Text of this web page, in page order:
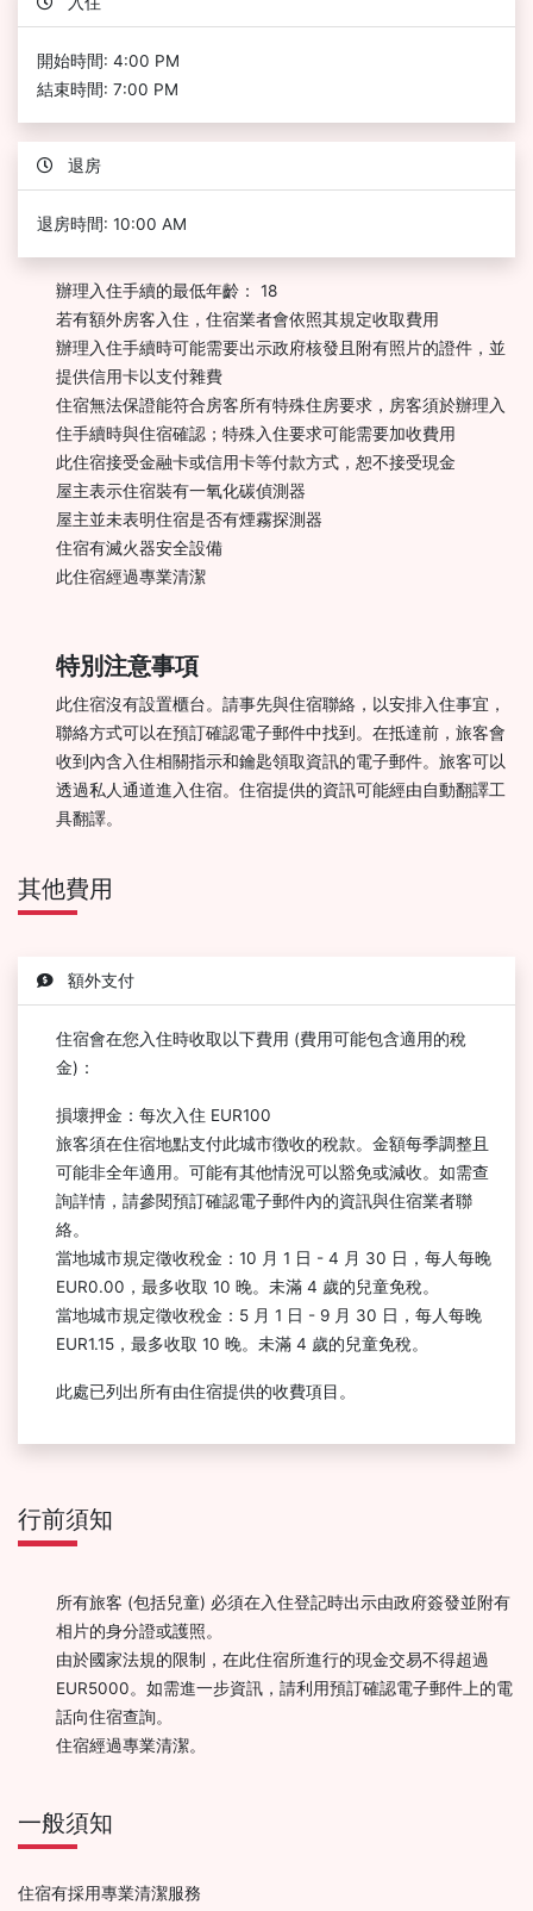
開始時間: 4:00 PM
結束時間: 7:00 PM
退房
退房時間: 10:00 AM
辦理入住手續的最低年齡： 18
若有額外房客入住，住宿業者會依照其規定收取費用
辦理入住手續時可能需要出示政府核發且附有照片的證件，並
提供信用卡以支付雜費
住宿無法保證能符合房客所有特殊住房要求，房客須於辦理入
住手續時與住宿確認；特殊入住要求可能需要加收費用
此住宿接受金融卡或信用卡等付款方式，恕不接受現金
屋主表示住宿裝有一氧化碳偵測器
屋主並未表明住宿是否有煙霧探測器
住宿有滅火器安全設備
此住宿經過專業清潔
特別注意事項
此住宿沒有設置櫃台。請事先與住宿聯絡，以安排入住事宜，
聯絡方式可以在預訂確認電子郵件中找到。在抵達前，旅客會
收到內含入住相關指示和鑰匙領取資訊的電子郵件。旅客可以
透過私人通道進入住宿。住宿提供的資訊可能經由自動翻譯工
具翻譯。
其他費用
額外支付
住宿會在您入住時收取以下費用 (費用可能包含適用的稅
金)：
損壞押金：每次入住 EUR100
旅客須在住宿地點支付此城市徴收的稅款。金額每季調整且
可能非全年適用。可能有其他情況可以豁免或減收。如需查
詢詳情，請參閱預訂確認電子郵件內的資訊與住宿業者聯
絡。
當地城市規定徵收稅金：10 月 1 日 - 4 月 30 日，每人每晚
EUR0.00，最多收取 10 晚。未滿 4 歲的兒童免稅。
當地城市規定徵收稅金：5 月 1 日 - 9 月 30 日，每人每晚
EUR1.15，最多收取 10 晚。未滿 4 歲的兒童免稅。
此處已列出所有由住宿提供的收費項目。
行前須知
所有旅客 (包括兒童) 必須在入住登記時出示由政府簽發並附有
相片的身分證或護照。
由於國家法規的限制，在此住宿所進行的現金交易不得超過
EUR5000。如需進一步資訊，請利用預訂確認電子郵件上的電
話向住宿查詢。
住宿經過專業清潔。
一般須知
住宿有採用專業清潔服務